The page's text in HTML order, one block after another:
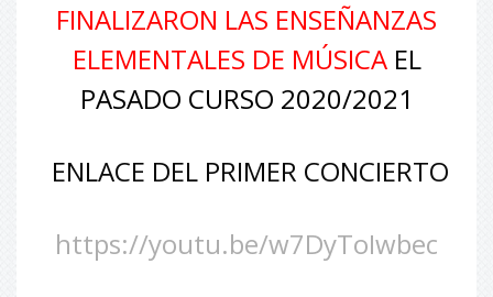
FINALIZARON LAS ENSEÑANZAS
ELEMENTALES DE MÚSICA EL
PASADO CURSO 2020/2021
ENLACE DEL PRIMER CONCIERTO
https://youtu.be/w7DyToIwbec